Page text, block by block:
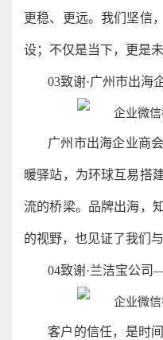
更稳、更远。我们坚信
设；不仅是当下，更是未
03致谢·广州市出
广州市出海企业商
暖驿站，为环球互易搭
流的桥梁。品牌出海，
的视野，也见证了我们
04致谢·兰洁宝公
客户的信任，是时